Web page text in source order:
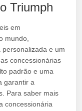
Triumph
em
mundo,
e um
concessionárias
padrão e uma
garantir a
Para saber mais
concessionária